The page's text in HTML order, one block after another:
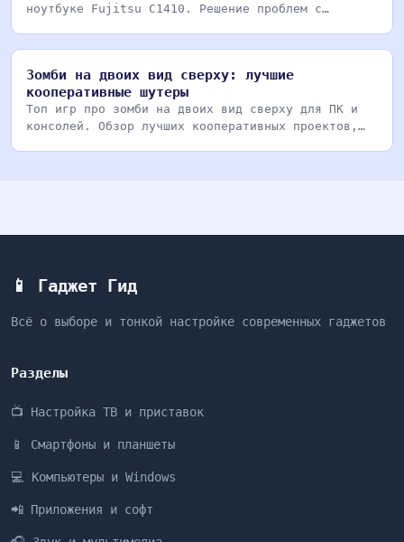
ноутбуке Fujitsu C1410. Решение проблем с
Зомби на двоих вид сверху: лучшие
кооперативные шутеры
Топ игр про зомби на двоих вид сверху для ПК и
консолей. Обзор лучших кооперативных проектов,
📱 Гаджет Гид
Всё о выборе и тонкой настройке современных гаджетов
Разделы
📺 Настройка ТВ и приставок
📱 Смартфоны и планшеты
💻 Компьютеры и Windows
📲 Приложения и софт